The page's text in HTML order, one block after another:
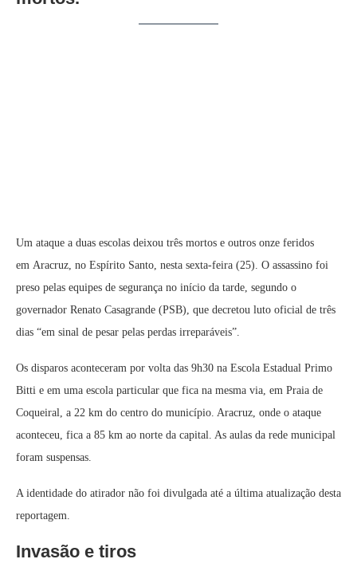
Um ataque a duas escolas deixou três mortos e outros onze feridos
em Aracruz, no Espírito Santo, nesta sexta-feira (25). O assassino foi
preso pelas equipes de segurança no início da tarde, segundo o
governador Renato Casagrande (PSB), que decretou luto oficial de três
dias “em sinal de pesar pelas perdas irreparáveis”.
Os disparos aconteceram por volta das 9h30 na Escola Estadual Primo
Bitti e em uma escola particular que fica na mesma via, em Praia de
Coqueiral, a 22 km do centro do município. Aracruz, onde o ataque
aconteceu, fica a 85 km ao norte da capital. As aulas da rede municipal
foram suspensas.
A identidade do atirador não foi divulgada até a última atualização desta
reportagem.
Invasão e tiros